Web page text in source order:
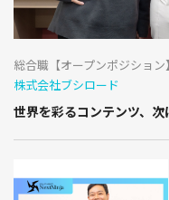
総合職【オープンポジション】
株式会社ブシロード
世界を彩るコンテンツ、次